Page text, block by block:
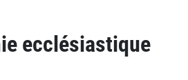
ecclésiastique